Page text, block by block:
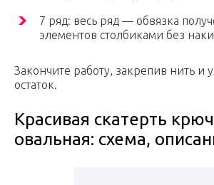
7 ряд: весь ряд — обвязка
элементов столбиками без
Закончите работу, закрепив нить и
остаток.
Красивая скатерть
овальная: схема,